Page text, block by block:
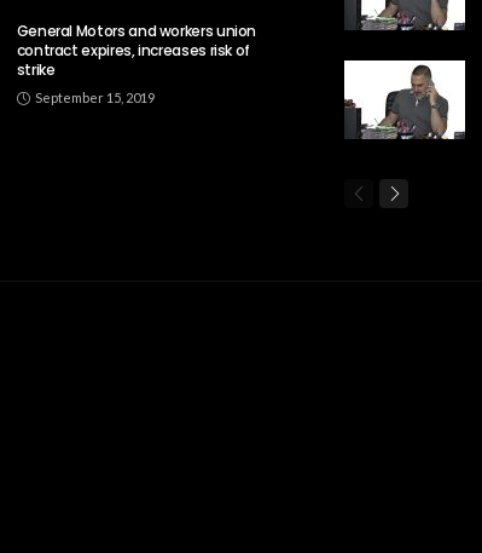
General Motors and workers union
contract expires, increases risk of
strike
September 15, 2019